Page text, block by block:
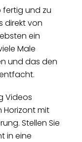
fertig und zu
direkt von
ein
Male
und das den
Videos
Horizont mit
Stellen Sie
in eine